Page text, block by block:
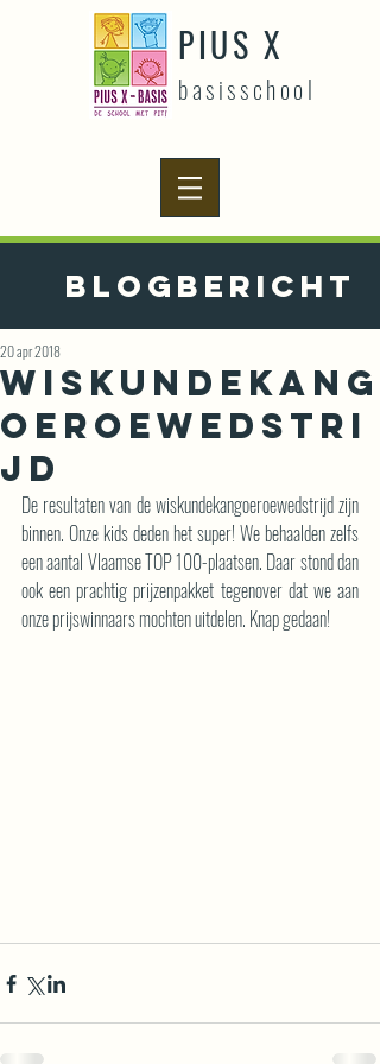
PIUS X
basisschool
Blogbericht
Wiskundekang
oeroewedstri
jd
20 apr 2018
De resultaten van de wiskundekangoeroewedstrijd zijn
binnen. Onze kids deden het super! We behaalden zelfs
een aantal Vlaamse TOP 100-plaatsen. Daar stond dan
ook een prachtig prijzenpakket tegenover dat we aan
onze prijswinnaars mochten uitdelen. Knap gedaan!